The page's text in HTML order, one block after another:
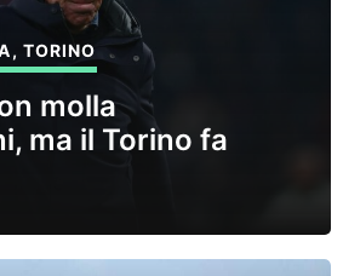
, TORINO
molla
ma il Torino fa